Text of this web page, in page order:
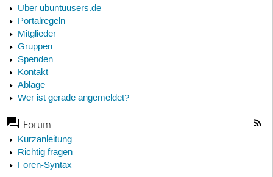
Über ubuntuusers.de
Portalregeln
Mitglieder
Gruppen
Spenden
Kontakt
Ablage
Wer ist gerade angemeldet?
Forum
Kurzanleitung
Richtig fragen
Foren-Syntax